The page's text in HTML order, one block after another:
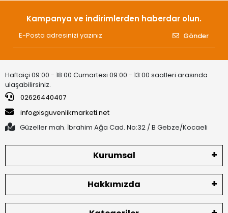
Kampanya ve indirimlerden haberdar olun.
Gönder
Haftaiçi 09:00 - 18:00 Cumartesi 09:00 - 13:00 saatleri arasında
ulaşabilirsiniz.
02626440407
info@isguvenlikmarketi.net
Güzeller mah. İbrahim Ağa Cad. No:32 / B Gebze/Kocaeli
Kurumsal
Hakkımızda